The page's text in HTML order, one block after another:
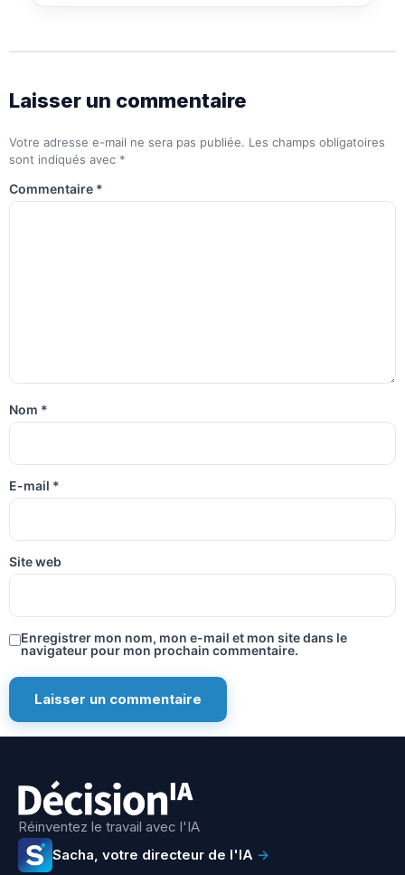
Laisser un commentaire
Votre adresse e-mail ne sera pas publiée. Les champs obligatoires
sont indiqués avec *
Commentaire *
Nom *
E-mail *
Site web
Enregistrer mon nom, mon e-mail et mon site dans le
navigateur pour mon prochain commentaire.
Réinventez le travail avec l'IA
Sacha, votre directeur de l'IA →